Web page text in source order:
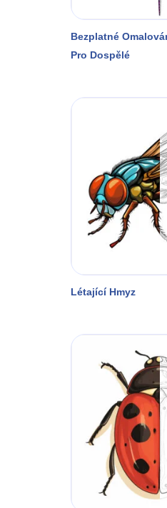
Bezplatné
Pro Dospělé
Létající Hmyz